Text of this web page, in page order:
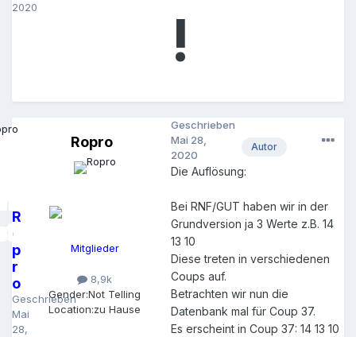
2020
!
R
o
p
r
o
Geschrieben
Mai
28,
Ropro
Mitglieder
8,9k
Gender:Not Telling
Location:zu Hause
Autor
Geschrieben
Mai 28,
2020
Die Auflösung:
Bei RNF/GUT haben wir in der
Grundversion ja 3 Werte z.B. 14
13 10
Diese treten in verschiedenen
Coups auf.
Betrachten wir nun die
Datenbank mal für Coup 37.
Es erscheint in Coup 37: 14 13 10